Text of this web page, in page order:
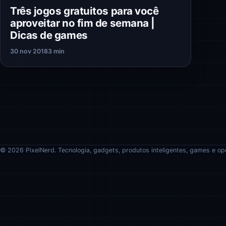
Três jogos gratuitos para você
aproveitar no fim de semana |
Dicas de games
30 nov 20183 min
© 2026 PixelNerd. Tecnologia, gadgets, produtos inteligentes, games e